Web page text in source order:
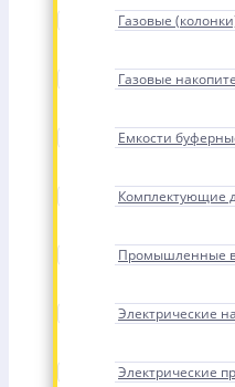
Газовые
Газовые
Емкости
Комплектующие
Промышленные
Электрические
Электрические